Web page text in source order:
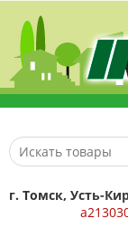
г. Томск, Усть-